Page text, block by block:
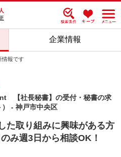
企業情報
情報です
【社長秘書】の受付・秘書の求
） - 神戸市中央区
た取り組みに興味がある方
み週3日から相談OK！